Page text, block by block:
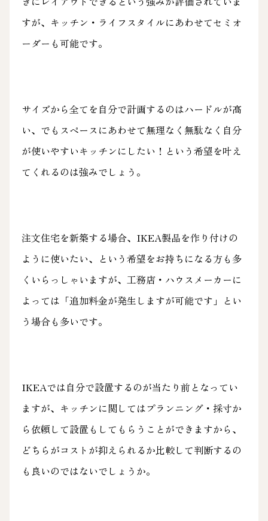
すが、キッチン・ライフスタイルにあわせてセミオ
ーダーも可能です。
サイズから全てを自分で計画するのはハードルが高
い、でもスペースにあわせて無理なく無駄なく自分
が使いやすいキッチンにしたい！という希望を叶え
てくれるのは強みでしょう。
注文住宅を新築する場合、IKEA製品を作り付けの
ように使いたい、という希望をお持ちになる方も多
くいらっしゃいますが、工務店・ハウスメーカーに
よっては「追加料金が発生しますが可能です」とい
う場合も多いです。
IKEAでは自分で設置するのが当たり前となってい
ますが、キッチンに関してはプランニング・採寸か
ら依頼して設置もしてもらうことができますから、
どちらがコストが抑えられるか比較して判断するの
も良いのではないでしょうか。